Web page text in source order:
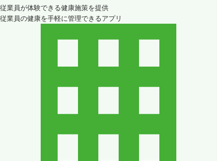
従業員が体験できる健康施策を提供
従業員の健康を手軽に管理できるアプリ